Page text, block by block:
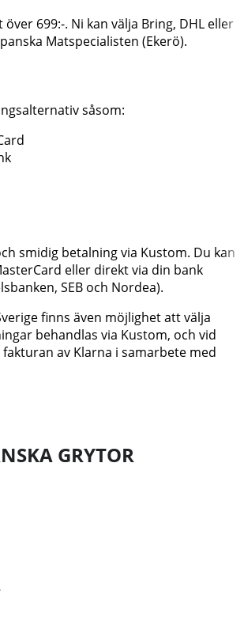
699:-. Ni kan välja Bring, DHL eller
Matspecialisten (Ekerö).
såsom:
smidig betalning via Kustom. Du kan
eller direkt via din bank
SEB och Nordea).
finns även möjlighet att välja
behandlas via Kustom, och vid
av Klarna i samarbete med
GRYTOR